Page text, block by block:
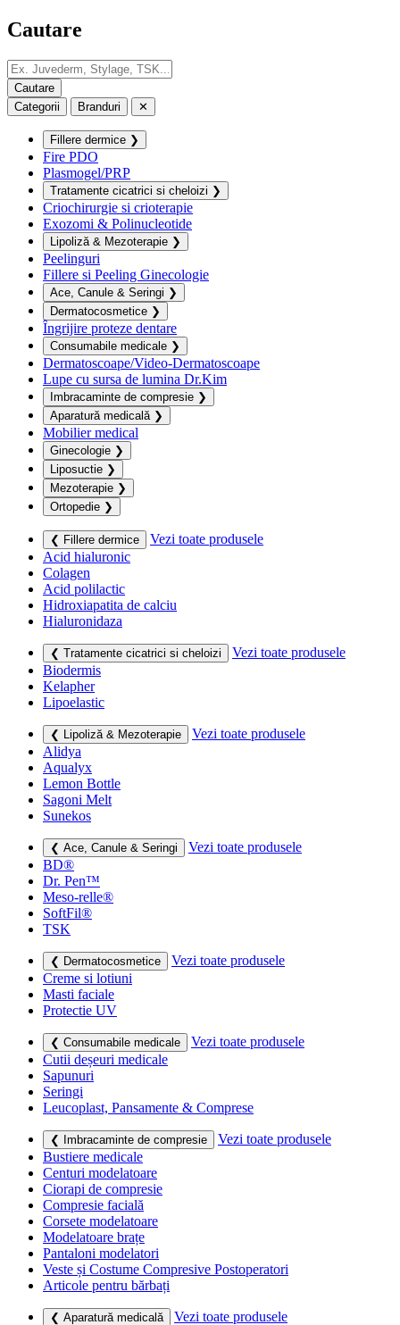
Cautare
Categorii Branduri ✕
Fillere dermice ❯
Fire PDO
Plasmogel/PRP
Tratamente cicatrici si cheloizi ❯
Criochirurgie si crioterapie
Exozomi & Polinucleotide
Lipoliză & Mezoterapie ❯
Peelinguri
Fillere si Peeling Ginecologie
Ace, Canule & Seringi ❯
Dermatocosmetice ❯
Îngrijire proteze dentare
Consumabile medicale ❯
Dermatoscoape/Video-Dermatoscoape
Lupe cu sursa de lumina Dr.Kim
Imbracaminte de compresie ❯
Aparatură medicală ❯
Mobilier medical
Ginecologie ❯
Liposuctie ❯
Mezoterapie ❯
Ortopedie ❯
❮ Fillere dermice
Vezi toate produsele
Acid hialuronic
Colagen
Acid polilactic
Hidroxiapatita de calciu
Hialuronidaza
❮ Tratamente cicatrici si cheloizi
Vezi toate produsele
Biodermis
Kelapher
Lipoelastic
❮ Lipoliză & Mezoterapie
Vezi toate produsele
Alidya
Aqualyx
Lemon Bottle
Sagoni Melt
Sunekos
❮ Ace, Canule & Seringi
Vezi toate produsele
BD®
Dr. Pen™
Meso-relle®
SoftFil®
TSK
❮ Dermatocosmetice
Vezi toate produsele
Creme si lotiuni
Masti faciale
Protectie UV
❮ Consumabile medicale
Vezi toate produsele
Cutii deșeuri medicale
Sapunuri
Seringi
Leucoplast, Pansamente & Comprese
❮ Imbracaminte de compresie
Vezi toate produsele
Bustiere medicale
Centuri modelatoare
Ciorapi de compresie
Compresie facială
Corsete modelatoare
Modelatoare brațe
Pantaloni modelatori
Veste și Costume Compresive Postoperatori
Articole pentru bărbați
❮ Aparatură medicală
Vezi toate produsele